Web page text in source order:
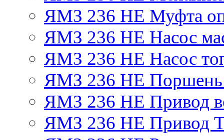
ЯМЗ 236 НЕ Муфта
ЯМЗ 236 НЕ Насос
ЯМЗ 236 НЕ Насос
ЯМЗ 236 НЕ Поршень
ЯМЗ 236 НЕ Привод
ЯМЗ 236 НЕ Привод